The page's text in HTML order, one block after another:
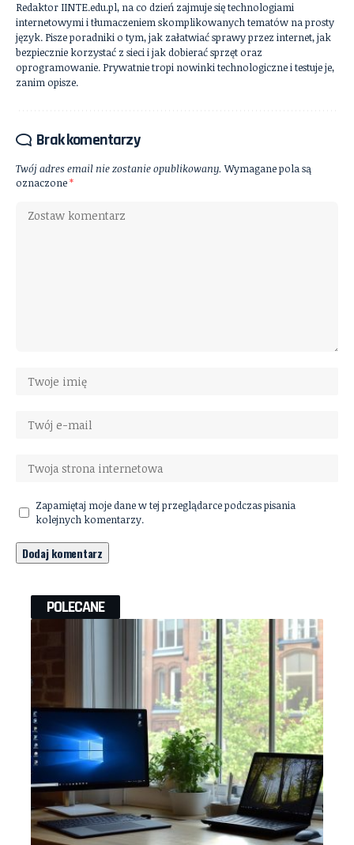
Redaktor IINTE.edu.pl, na co dzień zajmuje się technologiami
internetowymi i tłumaczeniem skomplikowanych tematów na prosty
język. Pisze poradniki o tym, jak załatwiać sprawy przez internet, jak
bezpiecznie korzystać z sieci i jak dobierać sprzęt oraz
oprogramowanie. Prywatnie tropi nowinki technologiczne i testuje je,
zanim opisze.
Brak komentarzy
Twój adres email nie zostanie opublikowany. Wymagane pola są
oznaczone*
Zapamiętaj moje dane w tej przeglądarce podczas pisania
kolejnych komentarzy.
POLECANE